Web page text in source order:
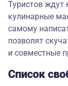
Туристов ждут
кулинарные
самому
позволят
и совместные
Список